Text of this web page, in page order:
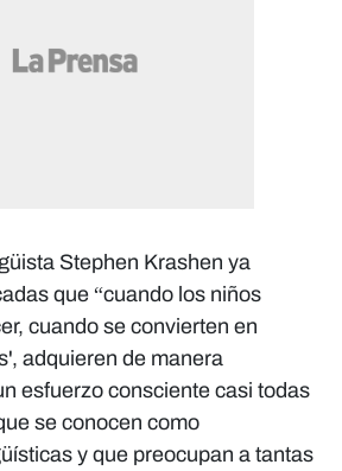
Stephen Krashen ya
que “cuando los niños
cuando se convierten en
adquieren de manera
esfuerzo consciente casi todas
se conocen como
y que preocupan a tantas